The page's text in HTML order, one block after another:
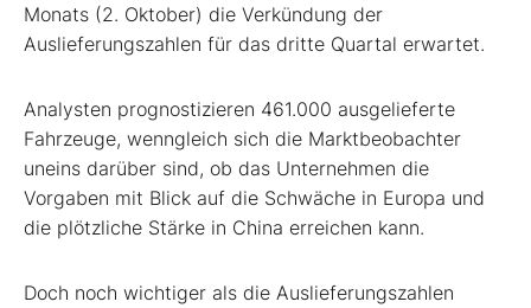
Monats (2. Oktober) die Verkündung der
Auslieferungszahlen für das dritte Quartal erwartet.
Analysten prognostizieren 461.000 ausgelieferte
Fahrzeuge, wenngleich sich die Marktbeobachter
uneins darüber sind, ob das Unternehmen die
Vorgaben mit Blick auf die Schwäche in Europa und
die plötzliche Stärke in China erreichen kann.
Doch noch wichtiger als die Auslieferungszahlen